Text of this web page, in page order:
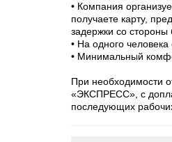
• Компания
получаете карту,
задержки со стороны
• На одного
• Минимальный
При необходимости
«ЭКСПРЕСС», с
последующих